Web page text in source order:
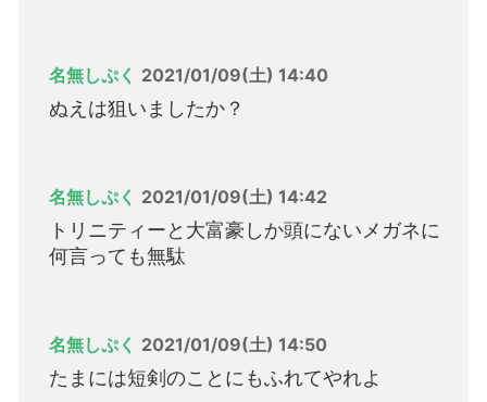
名無しぷく 2021/01/09(土) 14:40
ぬえは狙いましたか？
名無しぷく 2021/01/09(土) 14:42
トリニティーと大富豪しか頭にないメガネに
何言っても無駄
名無しぷく 2021/01/09(土) 14:50
たまには短剣のことにもふれてやれよ